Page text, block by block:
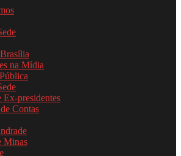
na Mídia
Ex-presidentes
Contas
Minas